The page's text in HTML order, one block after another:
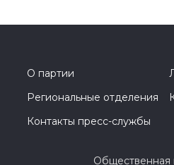
О партии
Региональные отделения
Контакты пресс-службы
Общественная